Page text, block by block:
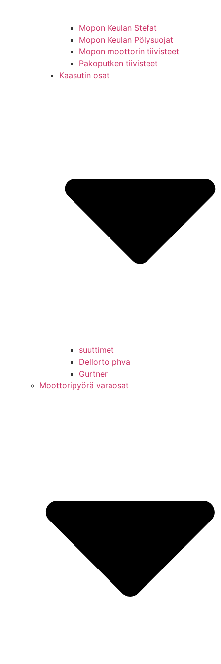
Mopon Keulan Stefat
Mopon Keulan Pölysuojat
Mopon moottorin tiivisteet
Pakoputken tiivisteet
Kaasutin osat
suuttimet
Dellorto phva
Gurtner
Moottoripyörä varaosat